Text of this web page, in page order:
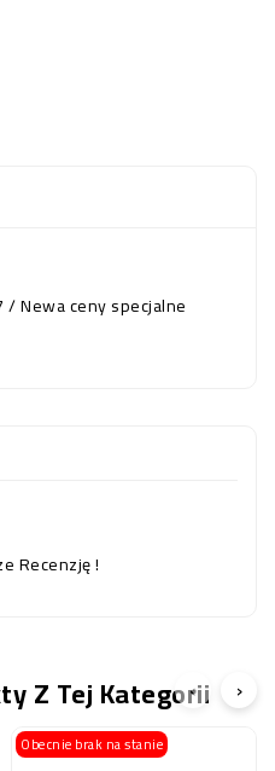
/ Newa ceny specjalne
Recenzję !
Z Tej Kategorii
Obecnie brak na stanie
‹ ›